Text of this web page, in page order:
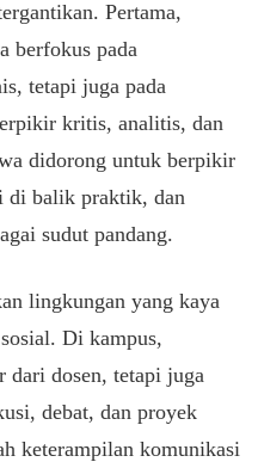
Pertama,
berfokus pada
tetapi juga pada
kritis, analitis, dan
didorong untuk berpikir
di balik praktik, dan
sudut pandang.
lingkungan yang kaya
Di kampus,
dari dosen, tetapi juga
debat, dan proyek
keterampilan komunikasi